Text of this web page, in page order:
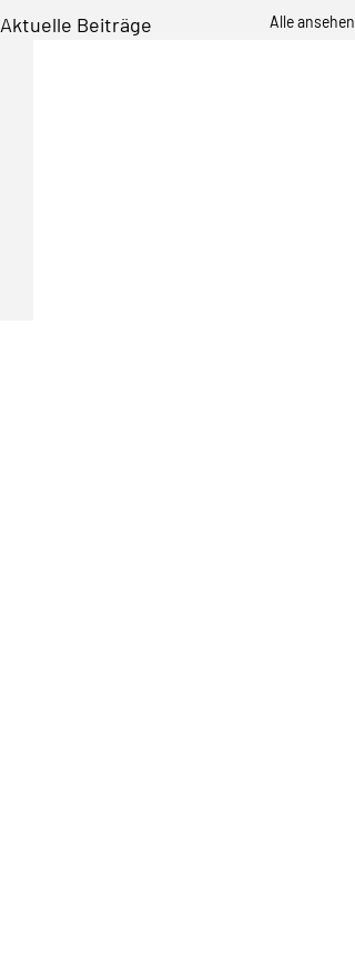
Aktuelle Beiträge Alle ansehen